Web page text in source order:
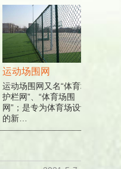
运动场围网
运动场围网又名“体育场
护栏网”、“体育场围
网”；是专为体育场设计
的新…